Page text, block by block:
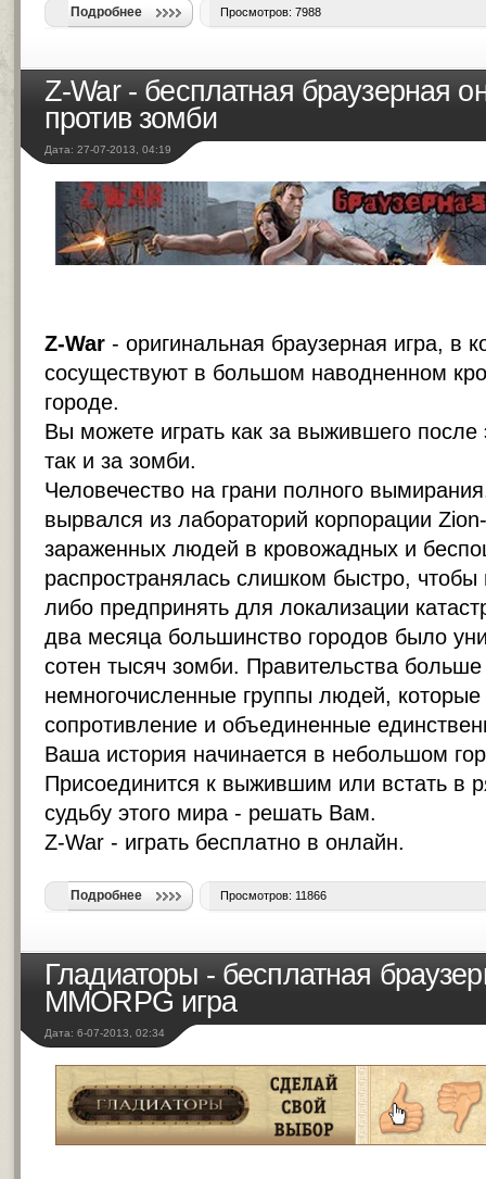
Подробнее Просмотров: 7988
Z-War - бесплатная браузерная
против зомби
Дата: 27-07-2013, 04:19
Z-War - оригинальная браузерная игра, в
сосуществуют в большом наводненном
городе.
Вы можете играть как за выжившего
так и за зомби.
Человечество на грани полного
вырвался из лабораторий корпорации
зараженных людей в кровожадных и
распространялась слишком быстро, чтобы
либо предпринять для локализации
два месяца большинство городов было
сотен тысяч зомби. Правительства больше
немногочисленные группы людей,
сопротивление и объединенные
Ваша история начинается в небольшом
Присоединится к выжившим или встать в
судьбу этого мира - решать Вам.
Z-War - играть бесплатно в онлайн.
Подробнее Просмотров: 11866
Гладиаторы - бесплатная
MMORPG игра
Дата: 6-07-2013, 02:34